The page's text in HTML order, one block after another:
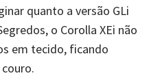
quanto a versão GLi
o Corolla XEi não
em tecido, ficando